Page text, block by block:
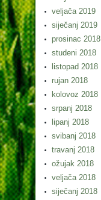
veljača 2019
siječanj 2019
prosinac 2018
studeni 2018
listopad 2018
rujan 2018
kolovoz 2018
srpanj 2018
lipanj 2018
svibanj 2018
travanj 2018
ožujak 2018
veljača 2018
siječanj 2018